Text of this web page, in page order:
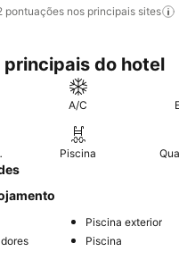
pontuações nos principais sites
do hotel
A/C
Piscina
Piscina exterior
Piscina